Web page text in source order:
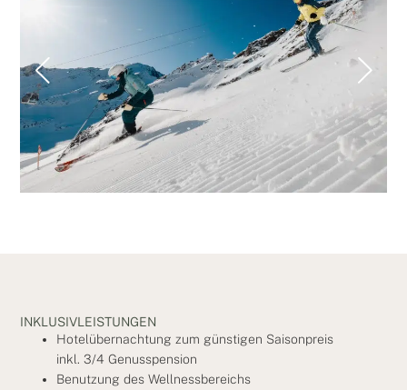
INKLUSIVLEISTUNGEN
Hotelübernachtung zum günstigen Saisonpreis
inkl. 3/4 Genusspension
Benutzung des Wellnessbereichs